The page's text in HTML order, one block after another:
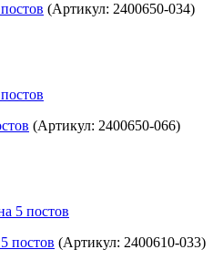
(Артикул: 2400650-034)
(Артикул: 2400650-066)
постов (Артикул: 2400610-033)